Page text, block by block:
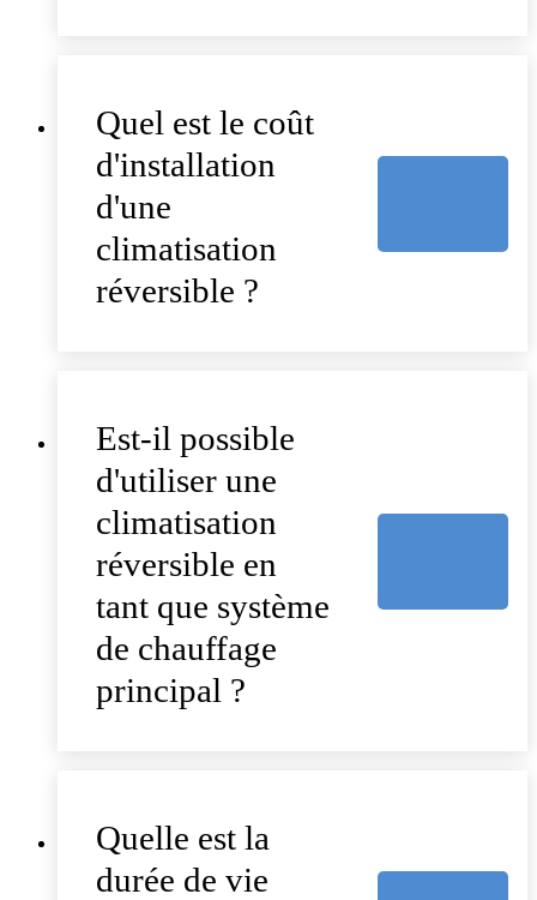
Quel est le coût
d'installation
d'une
climatisation
réversible ?
Est-il possible
d'utiliser une
climatisation
réversible en
tant que système
de chauffage
principal ?
Quelle est la
durée de vie